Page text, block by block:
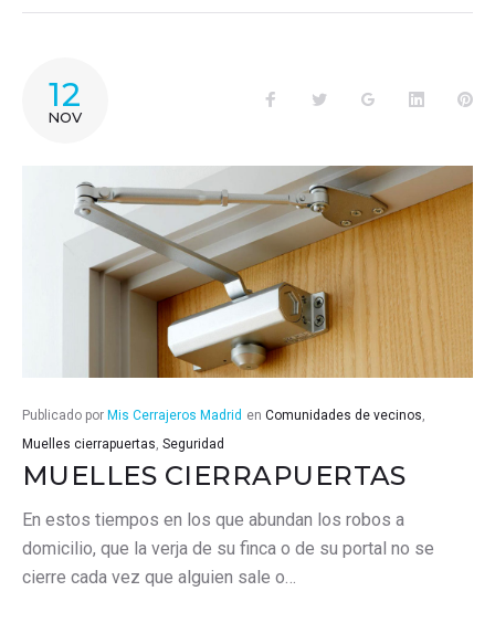
12
NOV
FacebookTwitter Google+ LinkedIn
Publicado por Mis Cerrajeros Madrid en Comunidades de vecinos,
Muelles cierrapuertas, Seguridad
MUELLES CIERRAPUERTAS
En estos tiempos en los que abundan los robos a
domicilio, que la verja de su finca o de su portal no se
cierre cada vez que alguien sale o…